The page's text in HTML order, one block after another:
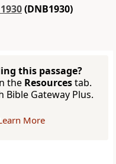
(DNB1930)
this passage?
the Resourcestab.
Bible Gateway Plus.
More